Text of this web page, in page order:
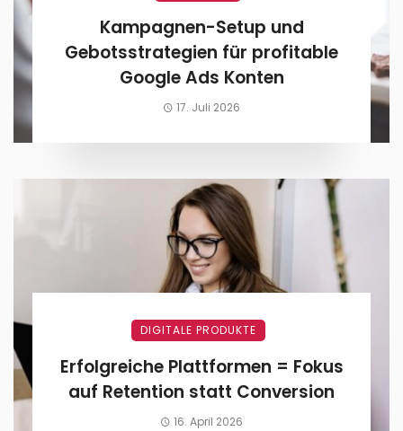
Kampagnen-Setup und
Gebotsstrategien für profitable
Google Ads Konten
17. Juli 2026
DIGITALE PRODUKTE
Erfolgreiche Plattformen = Fokus
auf Retention statt Conversion
16. April 2026